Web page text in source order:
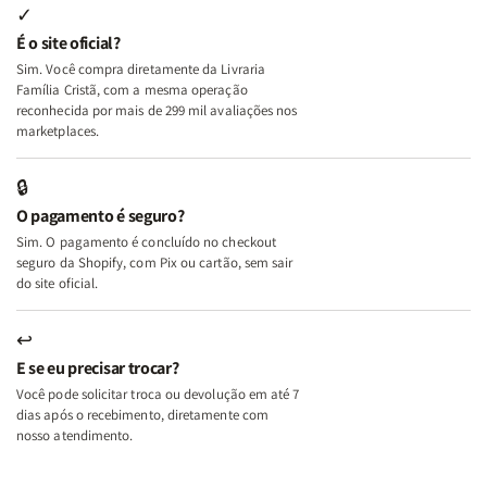
e
Deus
+
A
Mulher
Lar
+
A
Lar
✓
É o site oficial?
Sim. Você compra diretamente da Livraria
Família Cristã, com a mesma operação
reconhecida por mais de 299 mil avaliações nos
marketplaces.
🔒
O pagamento é seguro?
Sim. O pagamento é concluído no checkout
seguro da Shopify, com Pix ou cartão, sem sair
do site oficial.
↩
E se eu precisar trocar?
Você pode solicitar troca ou devolução em até 7
dias após o recebimento, diretamente com
nosso atendimento.